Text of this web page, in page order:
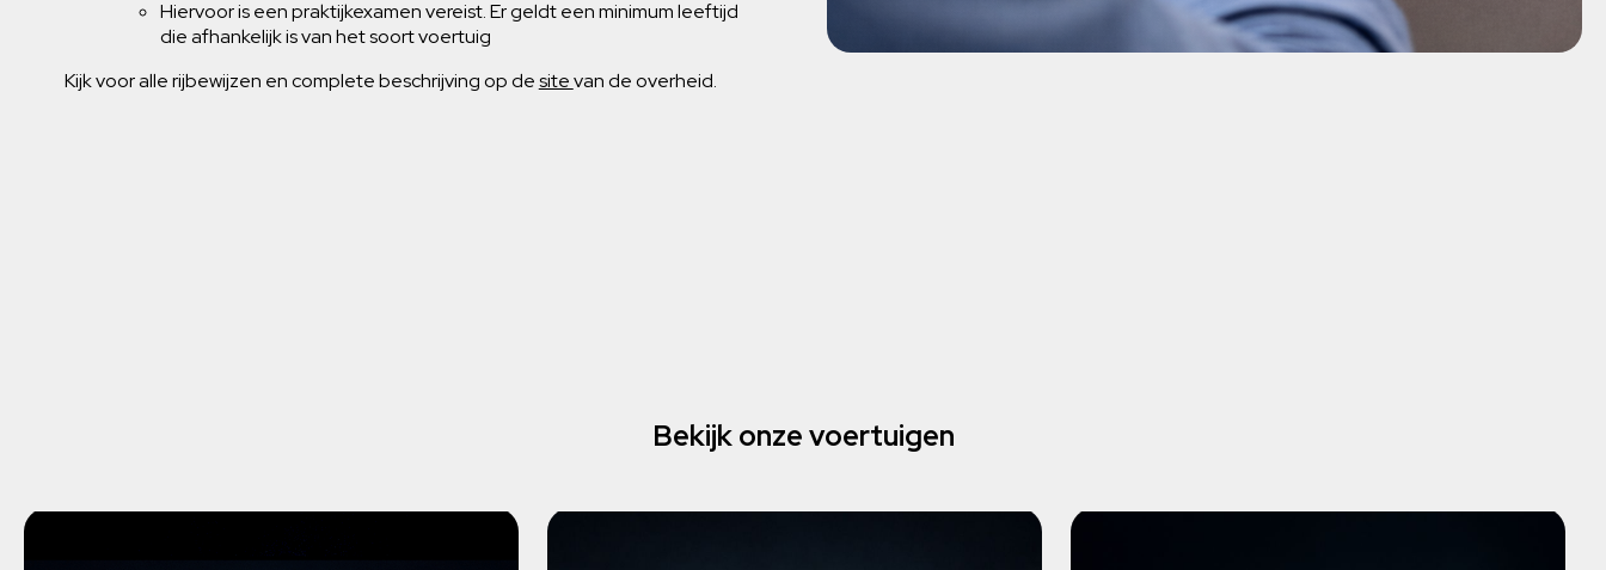
Hiervoor is een praktijkexamen vereist. Er geldt een minimum leeftijd
die afhankelijk is van het soort voertuig
Kijk voor alle rijbewijzen en complete beschrijving op desitevan de overheid.
Bekijk onze voertuigen